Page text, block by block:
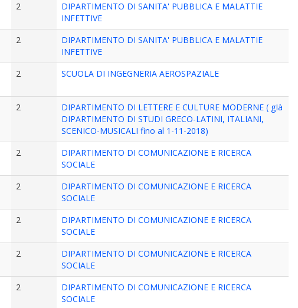
2
DIPARTIMENTO DI SANITA' PUBBLICA E MALATTIE
INFETTIVE
2
DIPARTIMENTO DI SANITA' PUBBLICA E MALATTIE
INFETTIVE
2 SCUOLA DI INGEGNERIA AEROSPAZIALE
2
DIPARTIMENTO DI LETTERE E CULTURE MODERNE ( gIà
DIPARTIMENTO DI STUDI GRECO-LATINI, ITALIANI,
SCENICO-MUSICALI fino al 1-11-2018)
2
DIPARTIMENTO DI COMUNICAZIONE E RICERCA
SOCIALE
2
DIPARTIMENTO DI COMUNICAZIONE E RICERCA
SOCIALE
2
DIPARTIMENTO DI COMUNICAZIONE E RICERCA
SOCIALE
2
DIPARTIMENTO DI COMUNICAZIONE E RICERCA
SOCIALE
2
DIPARTIMENTO DI COMUNICAZIONE E RICERCA
SOCIALE